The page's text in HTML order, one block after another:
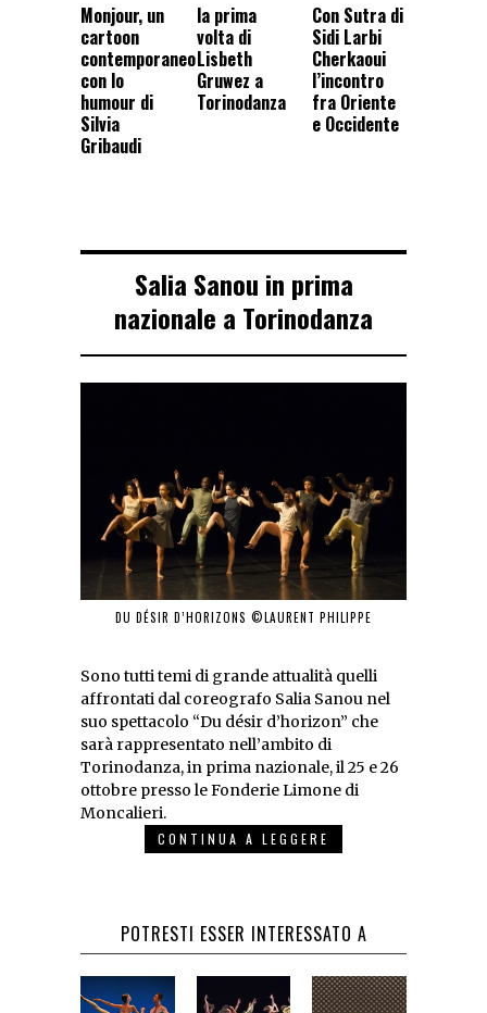
Monjour, un
cartoon
contemporaneo
con lo
humour di
Silvia
Gribaudi
la prima
volta di
Lisbeth
Gruwez a
Torinodanza
Con Sutra di
Sidi Larbi
Cherkaoui
l’incontro
fra Oriente
e Occidente
Salia Sanou in prima
nazionale a Torinodanza
DU DÉSIR D’HORIZONS ©LAURENT PHILIPPE
Sono tutti temi di grande attualità quelli
affrontati dal coreografo Salia Sanou nel
suo spettacolo “Du désir d’horizon” che
sarà rappresentato nell’ambito di
Torinodanza, in prima nazionale, il 25 e 26
ottobre presso le Fonderie Limone di
Moncalieri.
CONTINUA A LEGGERE
POTRESTI ESSER INTERESSATO A